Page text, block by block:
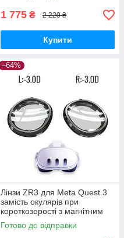
1 775 ₴ 2 220 ₴
Купити
–64%
Лінзи ZR3 для Meta Quest 3
замість окулярів при
короткозорості з магнітним
кріпленням, Anti Blue —
L:-3.0D R:-3.0D
Готово до відправки